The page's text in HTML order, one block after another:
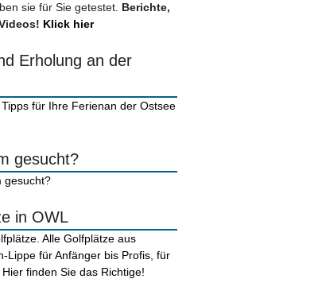
sie für Sie getestet. Berichte,
Klick hier
Erholung an der
gesucht?
in OWL